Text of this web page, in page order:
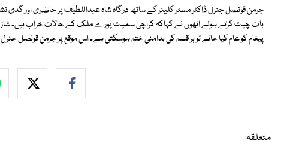
جرمن قونصل جنرل ڈاکٹر مسٹر کلینر کے ساتھ درگاہ شاہ عبداللطیف پر حاضری اور
بات چیت کرتے ہوئے انھوں نے کہاکہ کراچی سمیت پورے ملک کے حالات خراب ہیں۔ شازیہ
پیغام کو عام کیا جائے تو ہر قسم کی بدامنی ختم ہوسکتی ہے۔ اس موقع پر جرمن قونصل جنرل
متعلقہ